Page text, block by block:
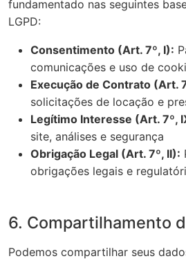
fundamentado nas seguintes
LGPD:
Consentimento (Art. 7º, I):
comunicações e uso de
Execução de Contrato (Art.
solicitações de locação e
Legítimo Interesse (Art. 7º,
site, análises e segurança
Obrigação Legal (Art. 7º, II):
obrigações legais e
6. Compartilhamento
Podemos compartilhar seus